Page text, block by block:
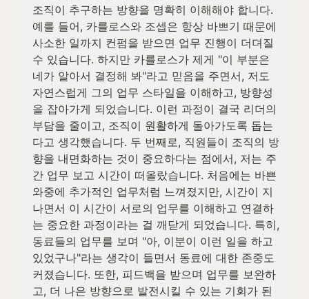
조직이 추구하는 방향을 명확히 이해해야 합니다.
예를 들어, 카를로스와 조셉은 항상 바쁘기 때문에
사소한 일까지 컨펌을 받으면 업무 진행이 더뎌질
수 있습니다. 하지만 카를로스가 제게 "이 부분은
네가 알아서 결정해 봐"라고 믿음을 주면서, 저도
자연스럽게 그의 업무 스타일을 이해하고, 방향성
을 잡아가게 되었습니다. 이런 과정이 결국 리더의
부담을 줄이고, 조직이 원활하게 돌아가도록 돕는
다고 생각했습니다. 두 번째로, 직원들이 조직의 방
향을 내면화하는 것이 중요하다는 점에서, 저는 주
간 업무 보고 시간이 떠올랐습니다. 처음에는 바쁜
와중에 추가적인 업무처럼 느껴졌지만, 시간이 지
나면서 이 시간이 서로의 업무를 이해하고 연결하
는 중요한 과정이라는 걸 깨닫게 되었습니다. 특히,
동료들의 업무를 보며 "아, 이분이 이런 일을 하고
있었구나"라는 생각이 들면서 동료에 대한 존중도
커졌습니다. 또한, 피드백을 받으며 업무를 보완하
고, 더 나은 방향으로 발전시킬 수 있는 기회가 된